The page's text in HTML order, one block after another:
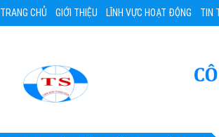
TRANG CHỦ GIỚI THIỆU LĨNH VỰC HOẠT ĐỘNG TIN